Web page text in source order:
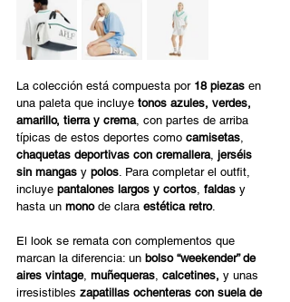
La colección está compuesta por 18 piezas en
una paleta que incluye tonos azules, verdes,
amarillo, tierra y crema, con partes de arriba
típicas de estos deportes como camisetas,
chaquetas deportivas con cremallera, jerséis
sin mangas y polos. Para completar el outfit,
incluye pantalones largos y cortos, faldas y
hasta un mono de clara estética retro.
El look se remata con complementos que
marcan la diferencia: un bolso “weekender” de
aires vintage, muñequeras, calcetines, y unas
irresistibles zapatillas ochenteras con suela de